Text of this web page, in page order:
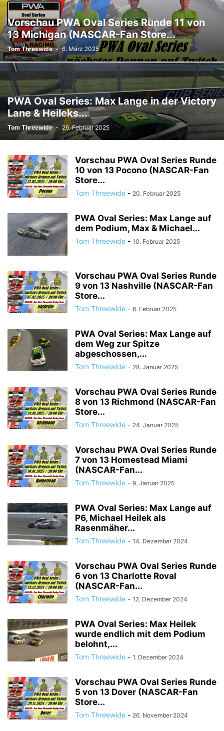
Vorschau PWA Oval Series Runde 11 von
13 Michigan (NASCAR-Fan Store...
Tom Threewide - 6. März 2025
PWA Oval Series: Max Lange in der Victory
Lane & Heileks...
Tom Threewide - 26. Februar 2025
Vorschau PWA Oval Series Runde
10 von 13 Pocono (NASCAR-Fan
Store...
Tom Threewide - 20. Februar 2025
PWA Oval Series: Max Lange auf
dem Podium, Max & Michael...
Tom Threewide - 10. Februar 2025
Vorschau PWA Oval Series Runde
9 von 13 Nashville (NASCAR-Fan
Store...
Tom Threewide - 6. Februar 2025
PWA Oval Series: Max Lange auf
dem Weg zur Spitze
abgeschossen,...
Tom Threewide - 28. Januar 2025
Vorschau PWA Oval Series Runde
8 von 13 Richmond (NASCAR-Fan
Store...
Tom Threewide - 24. Januar 2025
Vorschau PWA Oval Series Runde
7 von 13 Homestead Miami
(NASCAR-Fan...
Tom Threewide - 9. Januar 2025
PWA Oval Series: Max Lange auf
P6, Michael Heilek als
Rasenmäher...
Tom Threewide - 14. Dezember 2024
Vorschau PWA Oval Series Runde
6 von 13 Charlotte Roval
(NASCAR-Fan...
Tom Threewide - 12. Dezember 2024
PWA Oval Series: Max Heilek
wurde endlich mit dem Podium
belohnt,...
Tom Threewide - 1. Dezember 2024
Vorschau PWA Oval Series Runde
5 von 13 Dover (NASCAR-Fan
Store...
Tom Threewide - 26. November 2024